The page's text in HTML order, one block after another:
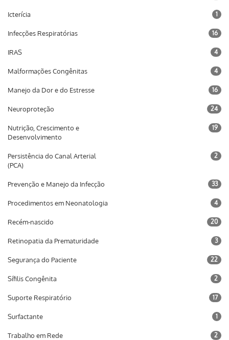
Icterícia 1
Infecções Respiratórias 16
IRAS 4
Malformações Congênitas 4
Manejo da Dor e do Estresse 16
Neuroproteção 24
Nutrição, Crescimento e
Desenvolvimento
19
Persistência do Canal Arterial
(PCA)
2
Prevenção e Manejo da Infecção 33
Procedimentos em Neonatologia 4
Recém-nascido 20
Retinopatia da Prematuridade 3
Segurança do Paciente 22
Sífilis Congênita 2
Suporte Respiratório 17
Surfactante 1
Trabalho em Rede 2